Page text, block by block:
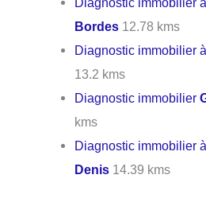
Bordes 12.78 kms
Diagnostic immobilier
13.2 kms
Diagnostic immobilier
kms
Diagnostic immobilier à
Denis 14.39 kms